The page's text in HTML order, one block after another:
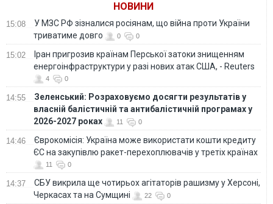
НОВИНИ
15:08
У МЗС РФ зізналися росіянам, що війна проти України
триватиме довго
0 0
15:02
Іран пригрозив країнам Перської затоки знищенням
енергоінфраструктури у разі нових атак США, - Reuters
4 0
14:55
Зеленський: Розраховуємо досягти результатів у
власній балістичній та антибалістичній програмах у
2026-2027 роках
11 0
14:46
Єврокомісія: Україна може використати кошти кредиту
ЄС на закупівлю ракет-перехоплювачів у третіх країнах
11 0
14:37
СБУ викрила ще чотирьох агітаторів рашизму у Херсоні,
Черкасах та на Сумщині
22 0